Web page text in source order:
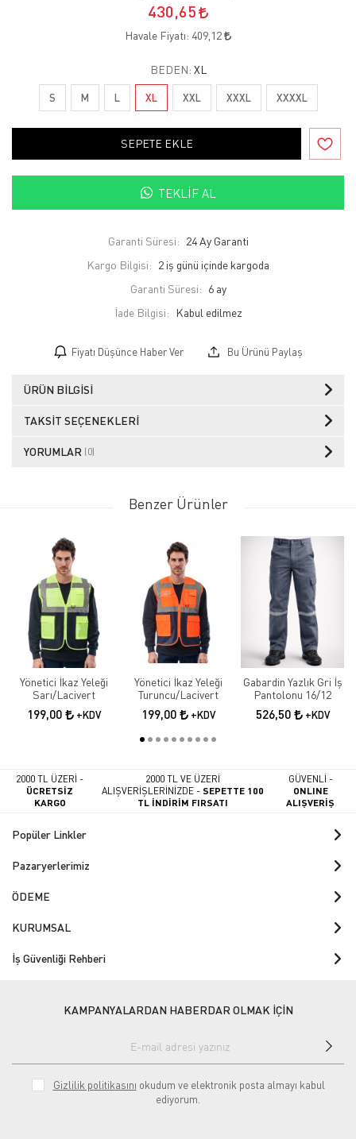
430,65
Havale Fiyatı: 409,12
BEDEN: XL
S M L XL XXL XXXL XXXXL
SEPETE EKLE
TEKLIF AL
Garanti Süresi: 24 Ay Garanti
Kargo Bilgisi: 2 iş günü içinde kargoda
Garanti Süresi: 6 ay
İade Bilgisi:
Fiyatı Düşünce Haber Ver Bu Ürünü Paylaş
ÜRÜN BILGISI
TAKSIT SEÇENEKLERI
YORUMLAR (0)
Benzer Ürünler
Yönetici İkaz Yeleği
Sarı/Lacivert
199,00 +KDV
Yönetici İkaz Yeleği
Turuncu/Lacivert
199,00 +KDV
Gabardin Yazlık Gri İş
Pantolonu 16/12
526,50 +KDV
2000 TL ÜZERİ -
ÜCRETSİZ
KARGO
2000 TL VE ÜZERİ
ALIŞVERİŞLERİNİZDE -SEPETTE 100
TL İNDİRİM FIRSATI
GÜVENLİ -
ONLINE
ALIŞVERİŞ
Popüler Linkler
Pazaryerlerimiz
ÖDEME
KURUMSAL
İş Güvenliği Rehberi
KAMPANYALARDAN HABERDAR OLMAK İÇİN
Gizlilik politikasını okudum ve elektronik posta almayı kabul
ediyorum.